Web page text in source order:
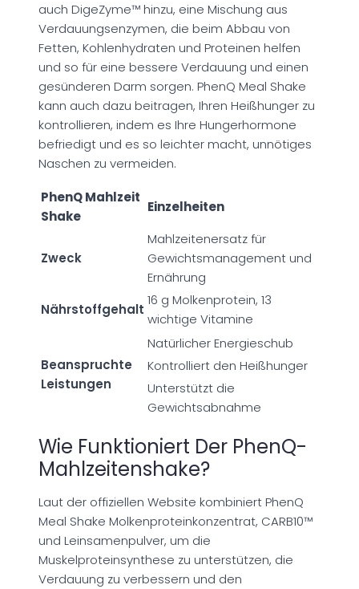
auch DigeZyme™ hinzu, eine Mischung aus
Verdauungsenzymen, die beim Abbau von
Fetten, Kohlenhydraten und Proteinen helfen
und so für eine bessere Verdauung und einen
gesünderen Darm sorgen. PhenQ Meal Shake
kann auch dazu beitragen, Ihren Heißhunger zu
kontrollieren, indem es Ihre Hungerhormone
befriedigt und es so leichter macht, unnötiges
Naschen zu vermeiden.
PhenQ Mahlzeit
Shake
Einzelheiten
Zweck
Mahlzeitenersatz für
Gewichtsmanagement und
Ernährung
Nährstoffgehalt
16 g Molkenprotein, 13
wichtige Vitamine
Beanspruchte
Leistungen
Natürlicher Energieschub
Kontrolliert den Heißhunger
Unterstützt die
Gewichtsabnahme
Wie Funktioniert Der PhenQ-
Mahlzeitenshake?
Laut der offiziellen Website kombiniert PhenQ
Meal Shake Molkenproteinkonzentrat, CARB10™
und Leinsamenpulver, um die
Muskelproteinsynthese zu unterstützen, die
Verdauung zu verbessern und den